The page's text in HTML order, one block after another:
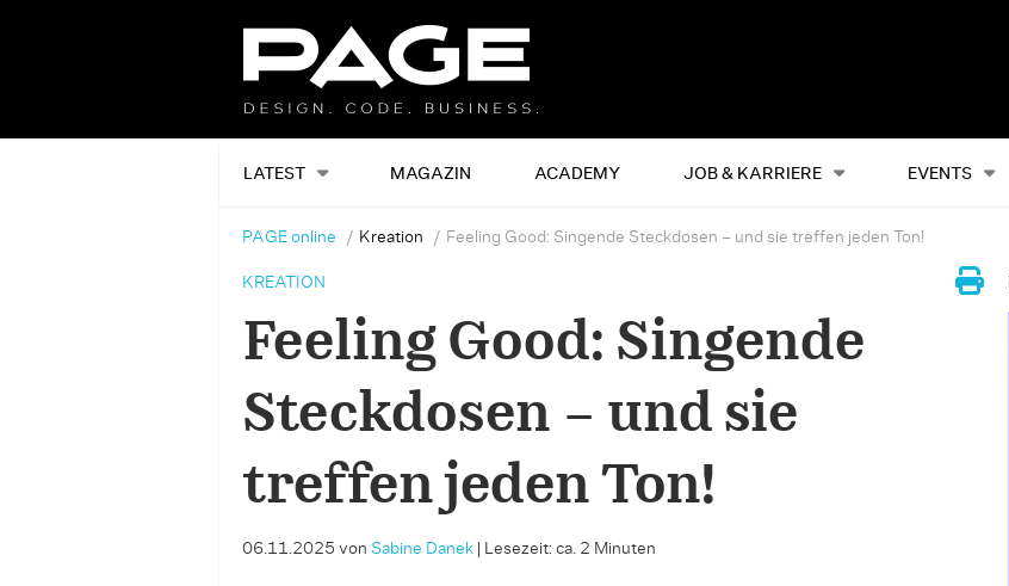
LATEST MAGAZIN ACADEMY JOB & KARRIERE EVENTS
Alles Events
PAGE online Kreation Feeling Good: Singende Steckdosen – und sie treffen jeden Ton!
KREATION
Feeling Good: Singende
Steckdosen – und sie
treffen jeden Ton!
06.11.2025 von Sabine Danek| Lesezeit: ca. 2 Minuten